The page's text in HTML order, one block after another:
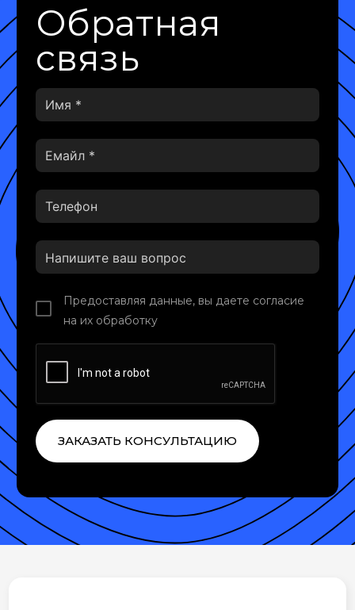
Обратная
связь
Предоставляя данные, вы даете согласие
на их обработку
ЗАКАЗАТЬ КОНСУЛЬТАЦИЮ